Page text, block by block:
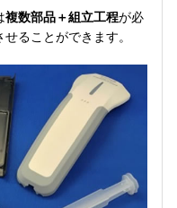
複数部品＋組立工程が必
せることができます。